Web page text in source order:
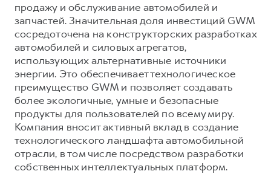
продажу и обслуживание автомобилей и
запчастей. Значительная доля инвестиций GWM
сосредоточена на конструкторских разработках
автомобилей и силовых агрегатов,
использующих альтернативные источники
энергии. Это обеспечивает технологическое
преимущество GWM и позволяет создавать
более экологичные, умные и безопасные
продукты для пользователей по всему миру.
Компания вносит активный вклад в создание
технологического ландшафта автомобильной
отрасли, в том числе посредством разработки
собственных интеллектуальных платформ.